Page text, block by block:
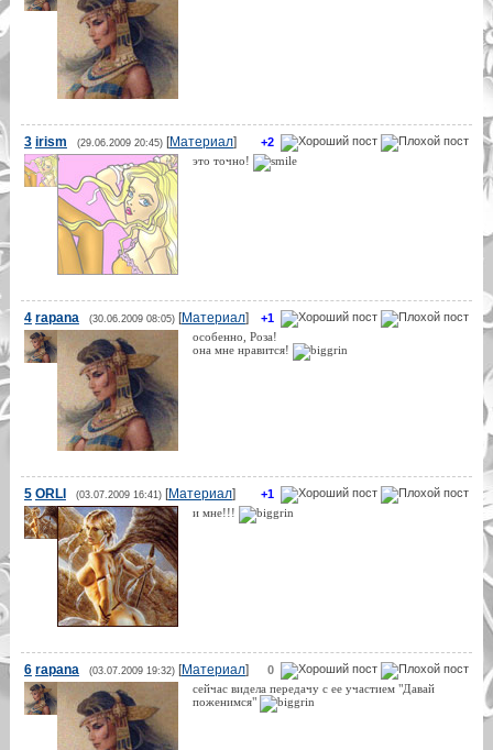
+2
3 irism (29.06.2009 20:45)[Материал]
это точно!
+1
4 rapana (30.06.2009 08:05)[Материал]
особенно, Роза!
она мне нравится!
+1
5 ORLI (03.07.2009 16:41)[Материал]
и мне!!!
0
6 rapana (03.07.2009 19:32)[Материал]
сейчас видела передачу с ее участием "Давай
поженимся"